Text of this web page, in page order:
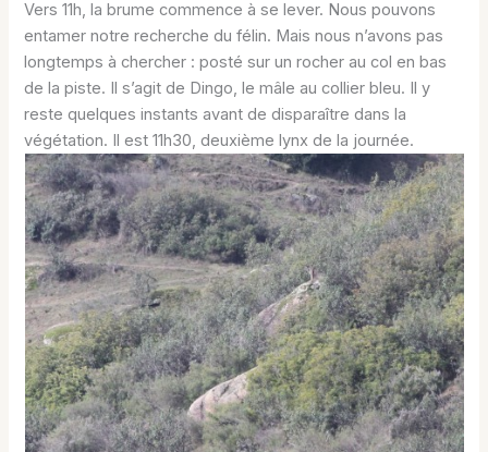
Vers 11h, la brume commence à se lever. Nous pouvons
entamer notre recherche du félin. Mais nous n’avons pas
longtemps à chercher : posté sur un rocher au col en bas
de la piste. Il s’agit de Dingo, le mâle au collier bleu. Il y
reste quelques instants avant de disparaître dans la
végétation. Il est 11h30, deuxième lynx de la journée.